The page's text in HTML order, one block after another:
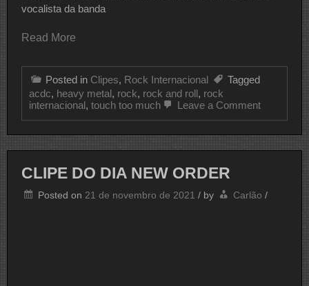
vocalista da banda
Read More
Posted in Clipes, Rock Internacional
Tagged
acdc, heavy metal, rock, rock and roll, rock
internacional, touch too much Leave a Commenton
AC/DC
CLIPE DO DIA NEW ORDER
Posted on 21 de novembro de 2021 / by Carlão /